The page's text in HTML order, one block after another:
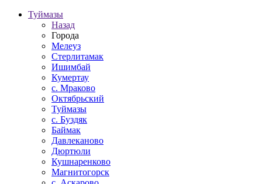
Туймазы
Назад
Города
Мелеуз
Стерлитамак
Ишимбай
Кумертау
c. Мраково
Октябрьский
Туймазы
c. Буздяк
Баймак
Давлеканово
Дюртюли
Кушнаренково
Магнитогорск